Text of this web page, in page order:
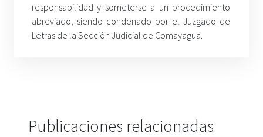
responsabilidad y someterse a un procedimiento
abreviado, siendo condenado por el Juzgado de
Letras de la Sección Judicial de Comayagua.
Publicaciones relacionadas